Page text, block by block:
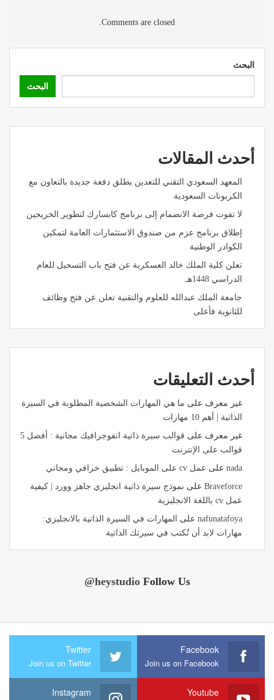
Comments are closed.
البحث
البحث
أحدث المقالات
المعهد السعودي التقني للتعدين يطلق دفعة جديدة بالتعاون مع
الكربونات السعودية
لا تفوت فرصة الانضمام إلى برنامج كابسارك لتطوير الخريجين
إطلاق برنامج عزم من صندوق الاستثمارات العامة لتمكين
الكوادر الوطنية
تعلن كلية الملك خالد العسكرية عن فتح باب التسجيل للعام
الدراسي 1448هـ
جامعة الملك عبدالله للعلوم والتقنية تعلن عن فتح وظائف
للثانوية فأعلى
أحدث التعليقات
غير معرف على ما هي المهارات الشخصية المطلوبة في السيرة
الذاتية | أهم 10 مهارات
غير معرف على
قوالب سيرة ذاتية انفوجرافيك مجانية : أفضل 5
قوالب على الإنترنت
nada على عمل cv على الموبايل : تطبيق خرافي ومجاني
Braveforce على نموذج سيرة ذاتية انجليزي جاهز وورد | كيفية
عمل cv باللغة الانجليزية
nafunatafoya على
المهارات في السيرة الذاتية بالانجليزي:
مهارات لابد أن تُكتب في سيرتك الذاتية
Follow Us
@heystudio
Facebook
Join us on Facebook
Twitter
Join us on Twitter
Youtube
Instagram